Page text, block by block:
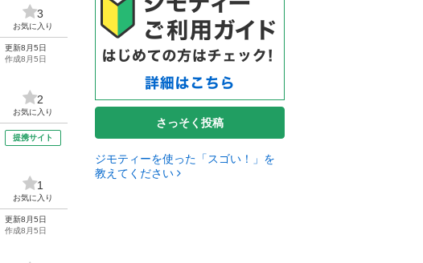
3
お気に入り
更新8月5日
作成8月5日
2
お気に入り
提携サイト
1
お気に入り
更新8月5日
作成8月5日
さっそく投稿
ジモティーを使った「スゴい！」を
教えてください